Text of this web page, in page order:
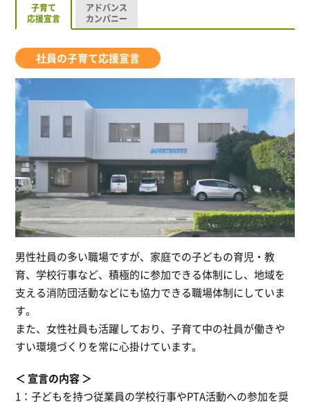
子育て
応援宣言
アドバンス
カンパニー
社員の子育て応援宣言
男性社員の多い職場ですが、家庭での子どもの育児・教
育、学校行事など、積極的に参加できる体制にし、地域を
支える消防団活動などにも協力できる職場体制にしていま
す。
また、女性社員も活躍しており、子育て中の社員が働きや
すい環境づくりを常に心掛けています。
宣言の内容
1：子どもを持つ従業員の学校行事やPTA活動への参加を奨